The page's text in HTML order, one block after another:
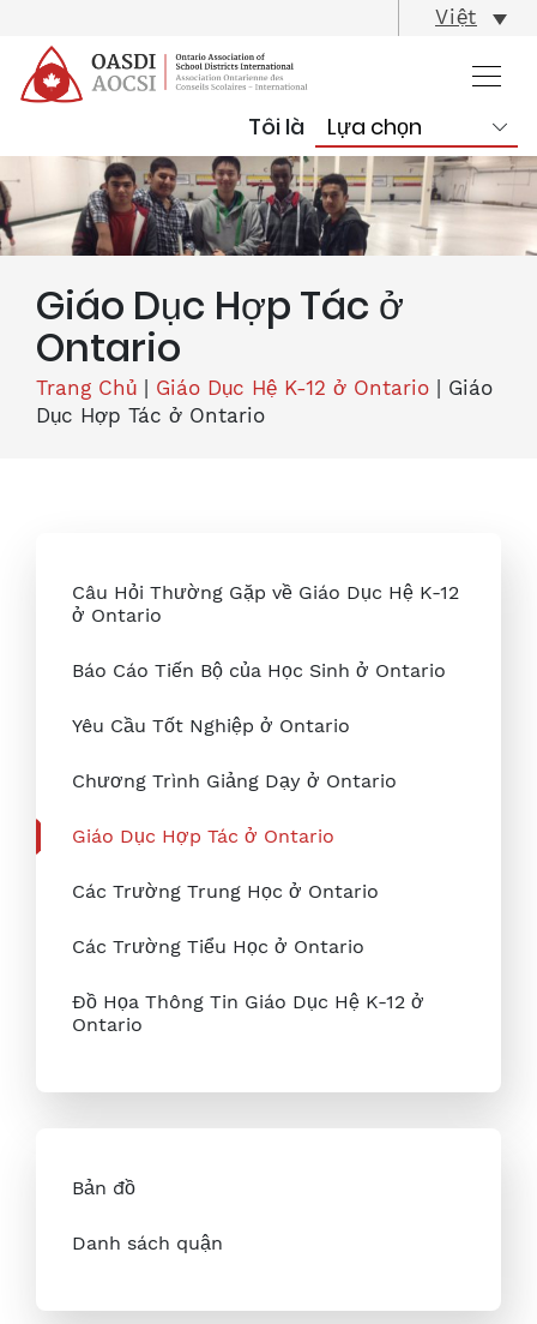
Việt
Tôi là
Giáo Dục Hợp Tác ở
Ontario
Trang Chủ Giáo Dục Hệ K-12 ở Ontario
Giáo
Dục Hợp Tác ở Ontario
Câu Hỏi Thường Gặp về Giáo Dục Hệ K-12
ở Ontario
Báo Cáo Tiến Bộ của Học Sinh ở Ontario
Yêu Cầu Tốt Nghiệp ở Ontario
Chương Trình Giảng Dạy ở Ontario
Giáo Dục Hợp Tác ở Ontario
Các Trường Trung Học ở Ontario
Các Trường Tiểu Học ở Ontario
Đồ Họa Thông Tin Giáo Dục Hệ K-12 ở
Ontario
Bản đồ
Danh sách quận